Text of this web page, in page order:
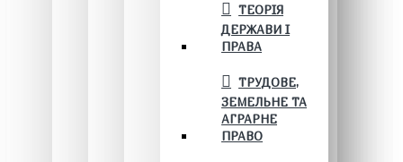
ТЕОРІЯ
ДЕРЖАВИ І
ПРАВА
ТРУДОВЕ,
ЗЕМЕЛЬНЕ ТА
АГРАРНЕ
ПРАВО